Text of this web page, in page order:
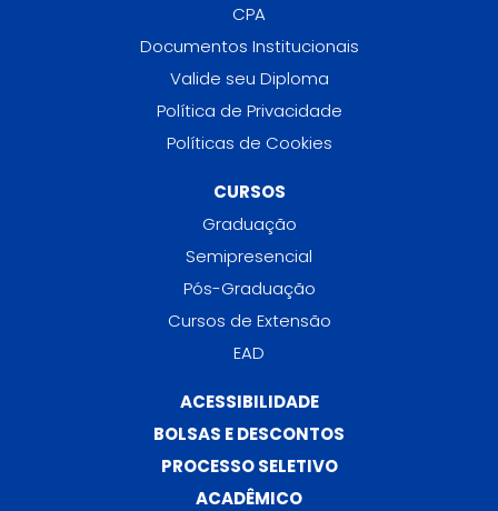
CPA
Documentos Institucionais
Valide seu Diploma
Política de Privacidade
Políticas de Cookies
CURSOS
Graduação
Semipresencial
Pós-Graduação
Cursos de Extensão
EAD
ACESSIBILIDADE
BOLSAS E DESCONTOS
PROCESSO SELETIVO
ACADÊMICO